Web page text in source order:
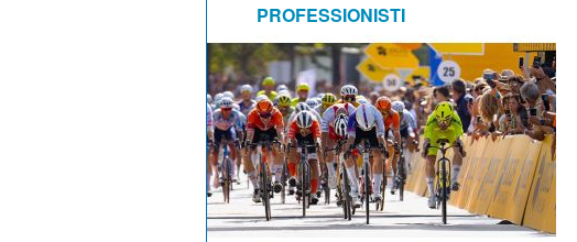
PROFESSIONISTI